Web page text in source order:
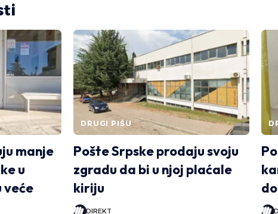
manje
u
veće
DRUGI PIŠU
Pošte Srpske prodaju svoju
zgradu da bi u njoj plaćale
kiriju
DIREKT